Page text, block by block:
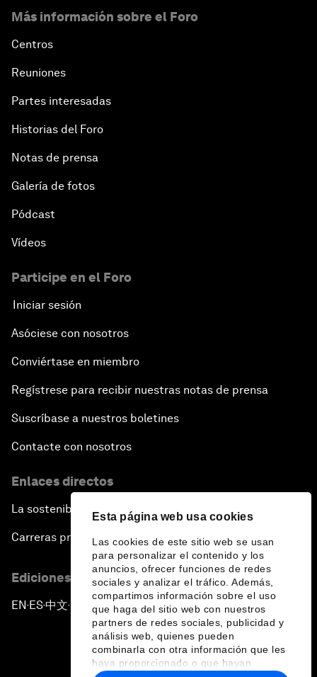
Esta página web usa cookies
Las cookies de este sitio web se usan
para personalizar el contenido y los
anuncios, ofrecer funciones de redes
sociales y analizar el tráfico. Además,
compartimos información sobre el uso
que haga del sitio web con nuestros
partners de redes sociales, publicidad y
análisis web, quienes pueden
combinarla con otra información que les
haya proporcionado o que hayan
Más información sobre el Foro
Centros
Reuniones
Partes interesadas
Historias del Foro
Notas de prensa
Galería de fotos
Pódcast
Vídeos
Participe en el Foro
Iniciar sesión
Asóciese con nosotros
Conviértase en miembro
Regístrese para recibir nuestras notas de prensa
Suscríbase a nuestros boletines
Contacte con nosotros
Enlaces directos
La sostenibilidad en el Foro
Carreras profesionales
Ediciones en otros idiomas
EN ▪ES▪中文▪ 日本語